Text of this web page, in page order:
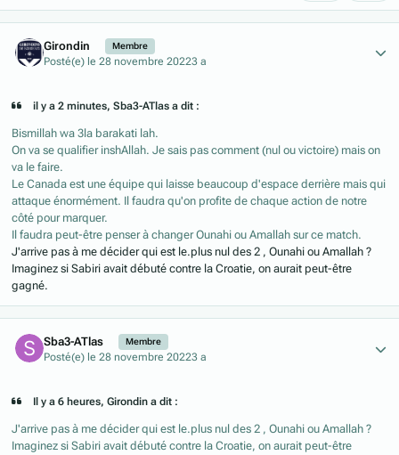
Girondin Membre
Posté(e) le 28 novembre 20223 a
il y a 2 minutes, Sba3-ATlas a dit :
Bismillah wa 3la barakati lah.
On va se qualifier inshAllah. Je sais pas comment (nul ou victoire) mais on
va le faire.
Le Canada est une équipe qui laisse beaucoup d'espace derrière mais qui
attaque énormément. Il faudra qu'on profite de chaque action de notre
côté pour marquer.
Il faudra peut-être penser à changer Ounahi ou Amallah sur ce match.
J'arrive pas à me décider qui est le.plus nul des 2 , Ounahi ou Amallah ?
Imaginez si Sabiri avait débuté contre la Croatie, on aurait peut-être
gagné.
Sba3-ATlas Membre
Posté(e) le 28 novembre 20223 a
Il y a 6 heures, Girondin a dit :
J'arrive pas à me décider qui est le.plus nul des 2 , Ounahi ou Amallah ?
Imaginez si Sabiri avait débuté contre la Croatie, on aurait peut-être